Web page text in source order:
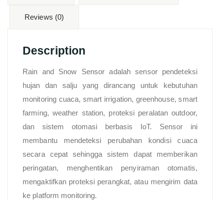
Reviews (0)
Description
Rain and Snow Sensor adalah sensor pendeteksi
hujan dan salju yang dirancang untuk kebutuhan
monitoring cuaca, smart irrigation, greenhouse, smart
farming, weather station, proteksi peralatan outdoor,
dan sistem otomasi berbasis IoT. Sensor ini
membantu mendeteksi perubahan kondisi cuaca
secara cepat sehingga sistem dapat memberikan
peringatan, menghentikan penyiraman otomatis,
mengaktifkan proteksi perangkat, atau mengirim data
ke platform monitoring.